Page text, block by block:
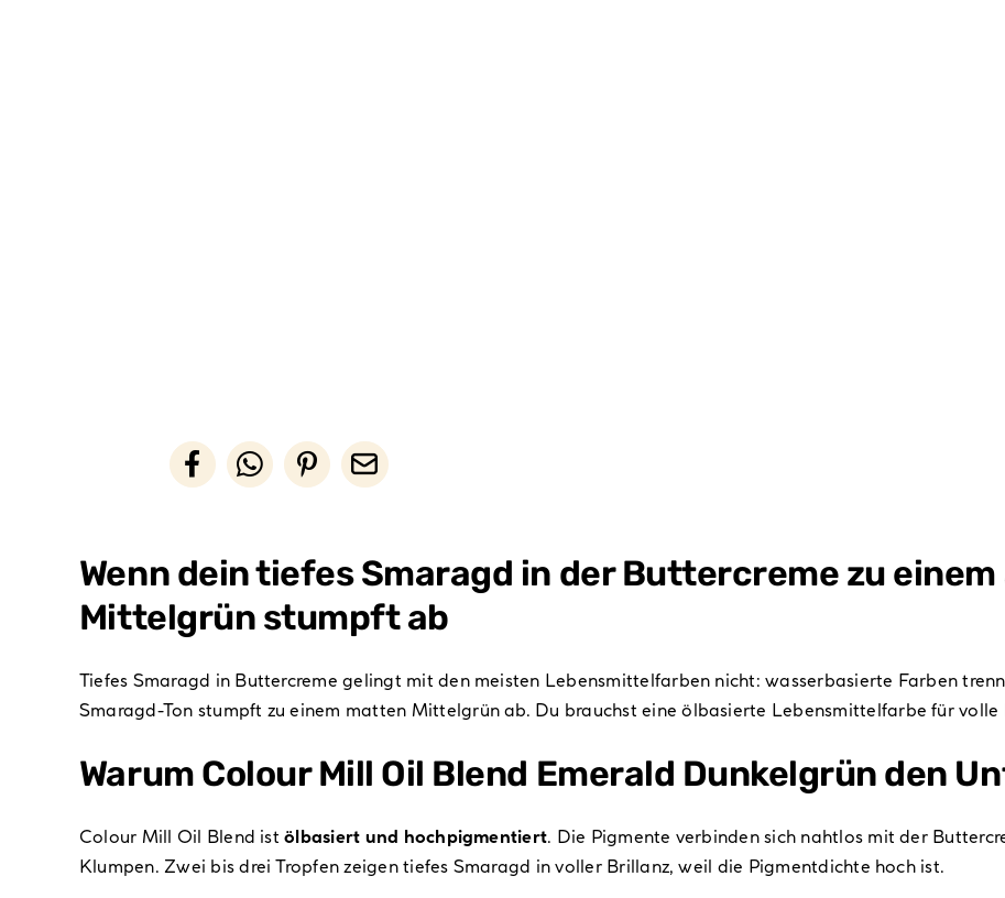
Wenn dein tiefes Smaragd in der Buttercreme zu
Mittelgrün stumpft ab
Tiefes Smaragd in Buttercreme gelingt mit den meisten Lebensmittelfarben nicht: wasserbasierte Farben
Smaragd-Ton stumpft zu einem matten Mittelgrün ab. Du brauchst eine ölbasierte Lebensmittelfarbe für volle
Warum Colour Mill Oil Blend Emerald Dunkelgrün den
Colour Mill Oil Blend istölbasiert und hochpigmentiert. Die Pigmente verbinden sich nahtlos mit der
Klumpen. Zwei bis drei Tropfen zeigen tiefes Smaragd in voller Brillanz, weil die Pigmentdichte hoch ist.